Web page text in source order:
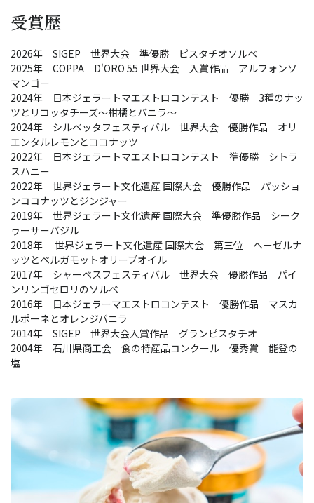
受賞歴
2026年 SIGEP 世界大会 準優勝 ピスタチオソルベ
2025年 COPPA D'ORO 55 世界大会 入賞作品 アルフォンソ
マンゴー
2024年 日本ジェラートマエストロコンテスト 優勝 3種のナッ
ツとリコッタチーズ～柑橘とバニラ～
2024年 シルベッタフェスティバル 世界大会 優勝作品 オリ
エンタルレモンとココナッツ
2022年 日本ジェラートマエストロコンテスト 準優勝 シトラ
スハニー
2022年 世界ジェラート文化遺産 国際大会 優勝作品 パッショ
ンココナッツとジンジャー
2019年 世界ジェラート文化遺産 国際大会 準優勝作品 シーク
ヮーサーバジル
2018年 世界ジェラート文化遺産 国際大会 第三位 ヘーゼルナ
ッツとベルガモットオリーブオイル
2017年 シャーベスフェスティバル 世界大会 優勝作品 パイ
ンリンゴセロリのソルベ
2016年 日本ジェラーマエストロコンテスト 優勝作品 マスカ
ルポーネとオレンジバニラ
2014年 SIGEP 世界大会入賞作品 グランピスタチオ
2004年 石川県商工会 食の特産品コンクール 優秀賞 能登の
塩